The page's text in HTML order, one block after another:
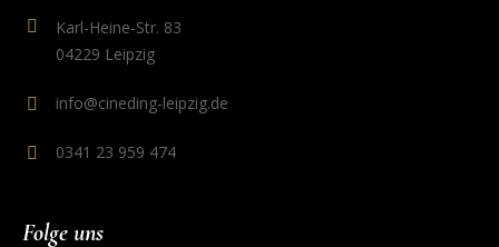
Karl-Heine-Str. 83
04229 Leipzig
info@cineding-leipzig.de
0341 23 959 474
Folge uns